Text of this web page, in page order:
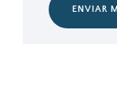
ENVIAR